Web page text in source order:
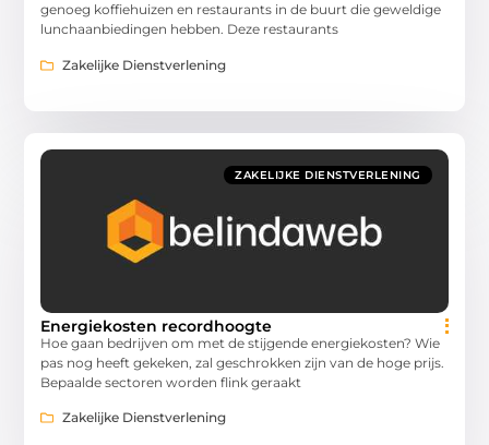
genoeg koffiehuizen en restaurants in de buurt die geweldige
lunchaanbiedingen hebben. Deze restaurants
Zakelijke Dienstverlening
ZAKELIJKE DIENSTVERLENING
Energiekosten recordhoogte
Hoe gaan bedrijven om met de stijgende energiekosten? Wie
pas nog heeft gekeken, zal geschrokken zijn van de hoge prijs.
Bepaalde sectoren worden flink geraakt
Zakelijke Dienstverlening